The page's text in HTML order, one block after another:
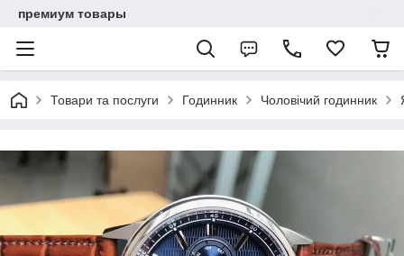
премиум товары
Товари та послуги Годинник Чоловічий годинник